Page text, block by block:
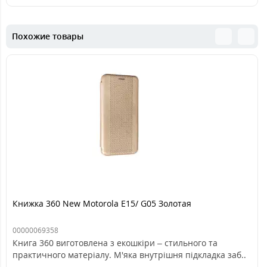
Похожие товары
Книжка 360 New Motorola E15/ G05 Золотая
00000069358
Книга 360 виготовлена з екошкіри – стильного та
практичного матеріалу. М'яка внутрішня підкладка заб..